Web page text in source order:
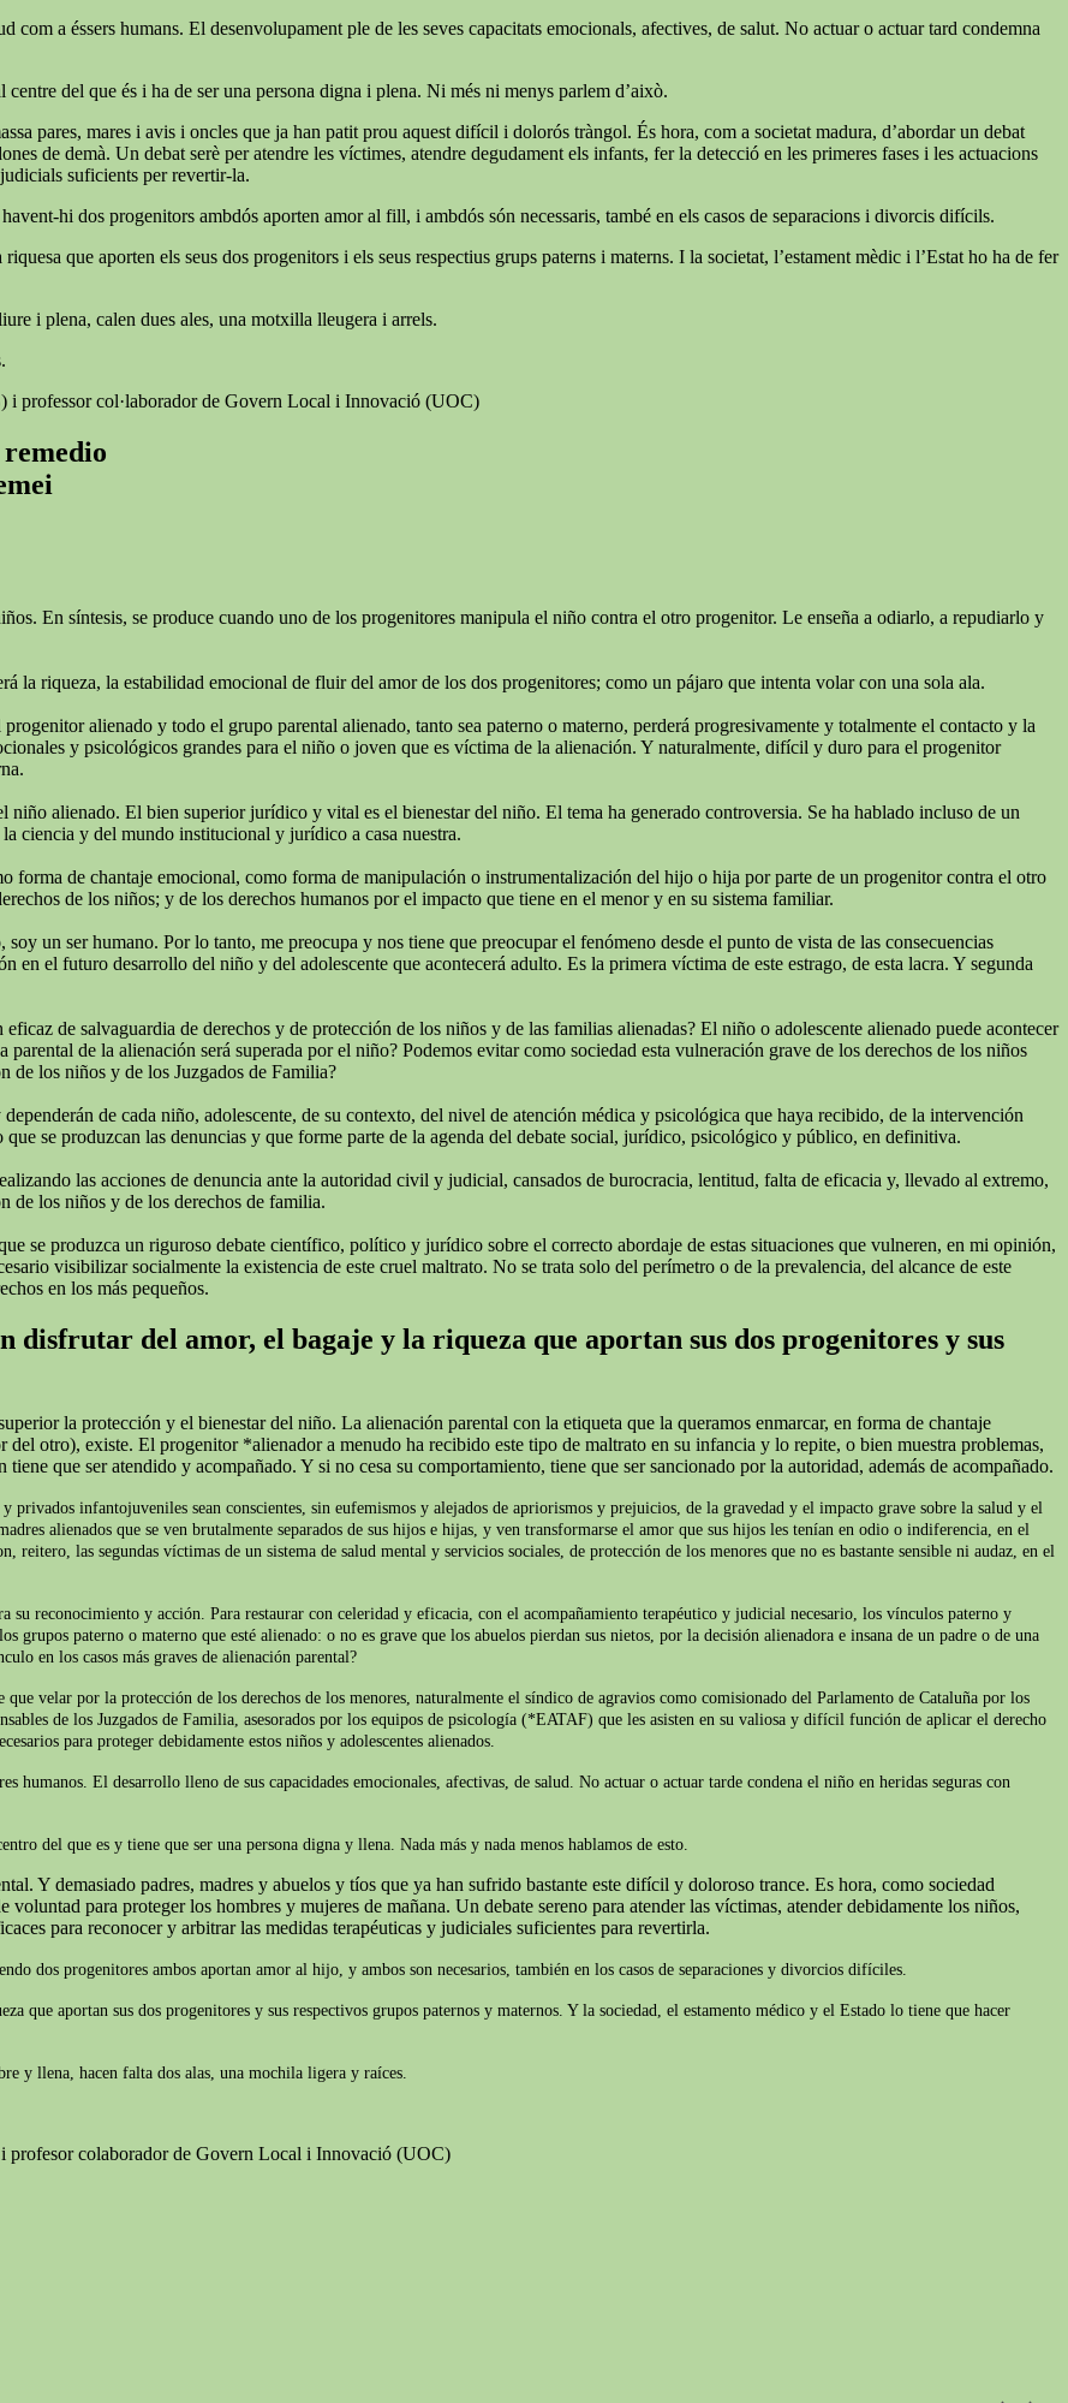
a éssers humans. El desenvolupament ple de les seves capacitats emocionals, afectives, de salut. No actuar o actuar tard condemna
del que és i ha de ser una persona digna i plena. Ni més ni menys parlem d’això.
pares, mares i avis i oncles que ja han patit prou aquest difícil i dolorós tràngol. És hora, com a societat madura, d’abordar un debat
de demà. Un debat serè per atendre les víctimes, atendre degudament els infants, fer la detecció en les primeres fases i les actuacions
suficients per revertir-la.
hi dos progenitors ambdós aporten amor al fill, i ambdós són necessaris, també en els casos de separacions i divorcis difícils.
que aporten els seus dos progenitors i els seus respectius grups paterns i materns. I la societat, l’estament mèdic i l’Estat ho ha de fer
i plena, calen dues ales, una motxilla lleugera i arrels.
i professor col·laborador de Govern Local i Innovació (UOC)
En síntesis, se produce cuando uno de los progenitores manipula el niño contra el otro progenitor. Le enseña a odiarlo, a repudiarlo y
la riqueza, la estabilidad emocional de fluir del amor de los dos progenitores; como un pájaro que intenta volar con una sola ala.
alienado y todo el grupo parental alienado, tanto sea paterno o materno, perderá progresivamente y totalmente el contacto y la
y psicológicos grandes para el niño o joven que es víctima de la alienación. Y naturalmente, difícil y duro para el progenitor
alienado. El bien superior jurídico y vital es el bienestar del niño. El tema ha generado controversia. Se ha hablado incluso de un
ciencia y del mundo institucional y jurídico a casa nuestra.
forma de chantaje emocional, como forma de manipulación o instrumentalización del hijo o hija por parte de un progenitor contra el otro
de los niños; y de los derechos humanos por el impacto que tiene en el menor y en su sistema familiar.
un ser humano. Por lo tanto, me preocupa y nos tiene que preocupar el fenómeno desde el punto de vista de las consecuencias
en el futuro desarrollo del niño y del adolescente que acontecerá adulto. Es la primera víctima de este estrago, de esta lacra. Y segunda
de salvaguardia de derechos y de protección de los niños y de las familias alienadas? El niño o adolescente alienado puede acontecer
de la alienación será superada por el niño? Podemos evitar como sociedad esta vulneración grave de los derechos de los niños
de los niños y de los Juzgados de Familia?
de cada niño, adolescente, de su contexto, del nivel de atención médica y psicológica que haya recibido, de la intervención
se produzcan las denuncias y que forme parte de la agenda del debate social, jurídico, psicológico y público, en definitiva.
las acciones de denuncia ante la autoridad civil y judicial, cansados de burocracia, lentitud, falta de eficacia y, llevado al extremo,
de los niños y de los derechos de familia.
se produzca un riguroso debate científico, político y jurídico sobre el correcto abordaje de estas situaciones que vulneren, en mi opinión,
visibilizar socialmente la existencia de este cruel maltrato. No se trata solo del perímetro o de la prevalencia, del alcance de este
en los más pequeños.
disfrutar del amor, el bagaje y la riqueza que aportan sus dos progenitores y sus
la protección y el bienestar del niño. La alienación parental con la etiqueta que la queramos enmarcar, en forma de chantaje
otro), existe. El progenitor *alienador a menudo ha recibido este tipo de maltrato en su infancia y lo repite, o bien muestra problemas,
que ser atendido y acompañado. Y si no cesa su comportamiento, tiene que ser sancionado por la autoridad, además de acompañado.
privados infantojuveniles sean conscientes, sin eufemismos y alejados de apriorismos y prejuicios, de la gravedad y el impacto grave sobre la salud y el
alienados que se ven brutalmente separados de sus hijos e hijas, y ven transformarse el amor que sus hijos les tenían en odio o indiferencia, en el
reitero, las segundas víctimas de un sistema de salud mental y servicios sociales, de protección de los menores que no es bastante sensible ni audaz, en el
su reconocimiento y acción. Para restaurar con celeridad y eficacia, con el acompañamiento terapéutico y judicial necesario, los vínculos paterno y
paterno o materno que esté alienado: o no es grave que los abuelos pierdan sus nietos, por la decisión alienadora e insana de un padre o de una
en los casos más graves de alienación parental?
velar por la protección de los derechos de los menores, naturalmente el síndico de agravios como comisionado del Parlamento de Cataluña por los
de los Juzgados de Familia, asesorados por los equipos de psicología (*EATAF) que les asisten en su valiosa y difícil función de aplicar el derecho
para proteger debidamente estos niños y adolescentes alienados.
El desarrollo lleno de sus capacidades emocionales, afectivas, de salud. No actuar o actuar tarde condena el niño en heridas seguras con
del que es y tiene que ser una persona digna y llena. Nada más y nada menos hablamos de esto.
Y demasiado padres, madres y abuelos y tíos que ya han sufrido bastante este difícil y doloroso trance. Es hora, como sociedad
para proteger los hombres y mujeres de mañana. Un debate sereno para atender las víctimas, atender debidamente los niños,
para reconocer y arbitrar las medidas terapéuticas y judiciales suficientes para revertirla.
dos progenitores ambos aportan amor al hijo, y ambos son necesarios, también en los casos de separaciones y divorcios difíciles.
que aportan sus dos progenitores y sus respectivos grupos paternos y maternos. Y la sociedad, el estamento médico y el Estado lo tiene que hacer
y llena, hacen falta dos alas, una mochila ligera y raíces.
profesor colaborador de Govern Local i Innovació (UOC)